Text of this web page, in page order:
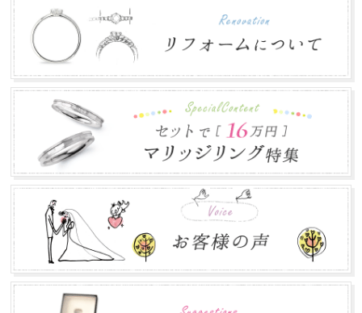
株式会社郡司宝石は、お盆期間中も通常営業致し...
ゴールデンウィークの営業について
2018.04.16
平素は格別のお引き立てを賜わり厚くお礼申し上げます。
年末年始のお知らせ
2017.12.12
本年は大変お世話になりありがとうございました。 誠に勝
手ながら下記の期間を年末年始休業とさせて頂き...
お盆営業について
2017.07.24
平素は格別のお引き立てを賜わり厚くお礼申し上げます。
株式会社郡司宝石は、お盆期間中も通常営業致し...